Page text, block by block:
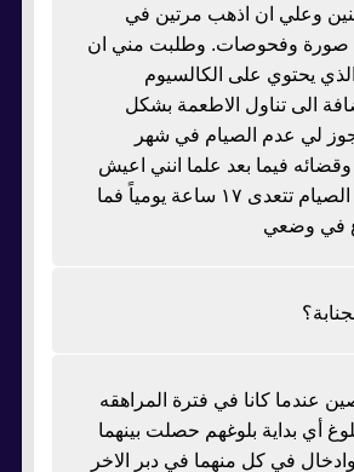
وعلي ان اذهب مرتين في
صورة وفحوصات. وطلبت مني ان
الذي يحتوي على الكالسيوم
الى تناول الاطعمة بشكل
لي عدم الصيام في شهر
فيما بعد علما انني اعيش
في كندا وفترة الصيام تتعدى ١٧ ساعة يومياً فما
في وضعي
عندما كانا في فترة المراهقه
أي بداية بلوغهم حصلت بينهما
في كل منهما في دبر الاخر